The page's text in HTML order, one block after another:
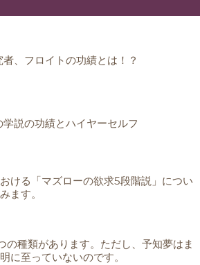
、フロイトの功績とは！？
学説の功績とハイヤーセルフ
ける「マズローの欲求5段階説」につい
ます。
の種類があります。ただし、予知夢はま
に至っていないのです。